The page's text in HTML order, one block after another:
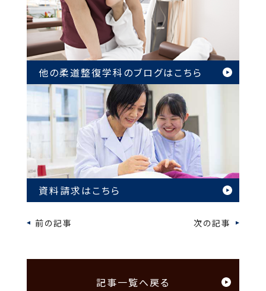
他の柔道整復学科のブログはこちら
資料請求はこちら
前の記事 次の記事
記事一覧へ戻る